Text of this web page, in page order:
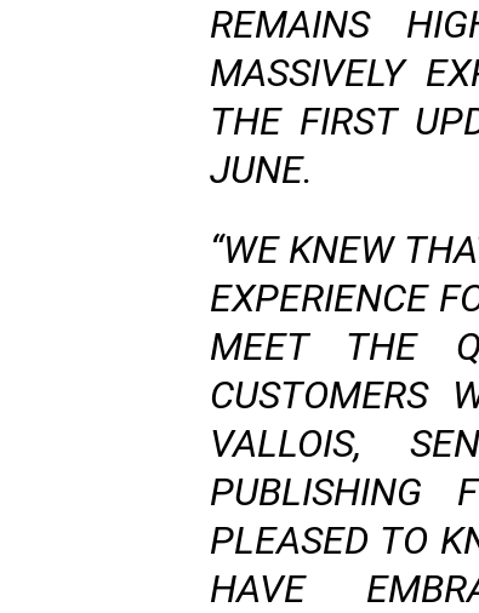
REMAINS
MASSIVELY
THE FIRST
JUNE.
“WE KNEW
EXPERIENCE
MEET THE
CUSTOMERS
VALLOIS,
PUBLISHING
PLEASED TO
HAVE